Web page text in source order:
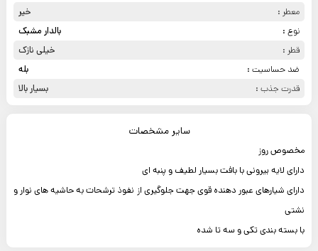
معطر :
خیر
نوع :
بالدار مشبک
قطر :
خیلی ‌نازک
ضد حساسیت :
بله
قدرت جذب :
بسیار بالا
سایر مشخصات
مخصوص روز
دارای لایه بیرونی با بافت بسیار لطیف و پنبه ای
دارای شیارهای عبور دهنده قوی جهت جلوگیری از نفوذ ترشحات به حاشیه های نوار و
نشتی
با بسته بندی تکی و سه تا شده